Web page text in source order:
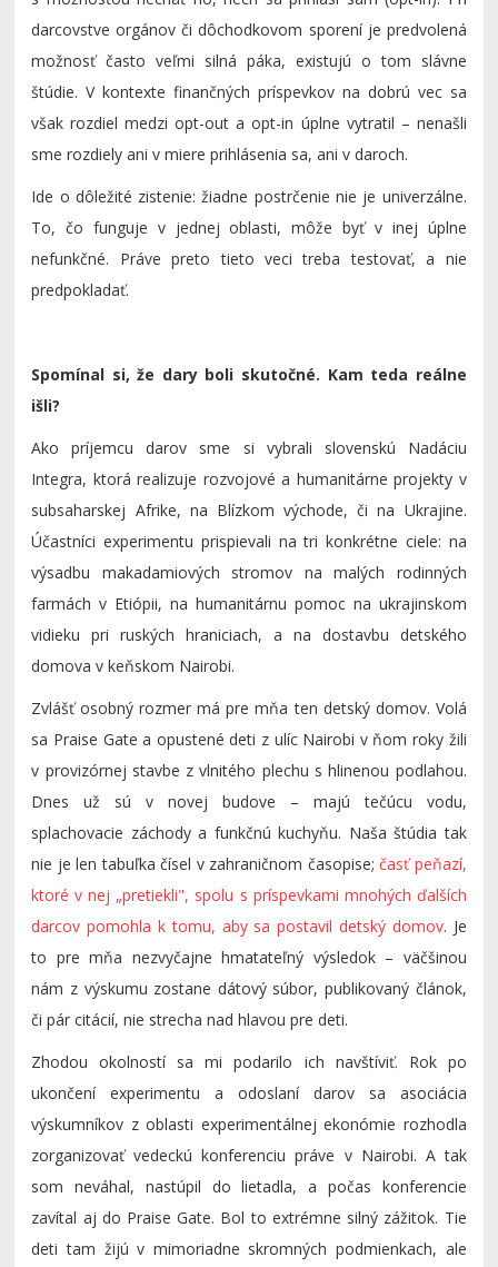
darcovstve orgánov či dôchodkovom sporení je predvolená
možnosť často veľmi silná páka, existujú o tom slávne
štúdie. V kontexte finančných príspevkov na dobrú vec sa
však rozdiel medzi opt-out a opt-in úplne vytratil – nenašli
sme rozdiely ani v miere prihlásenia sa, ani v daroch.
Ide o dôležité zistenie: žiadne postrčenie nie je univerzálne.
To, čo funguje v jednej oblasti, môže byť v inej úplne
nefunkčné. Práve preto tieto veci treba testovať, a nie
predpokladať.
Spomínal si, že dary boli skutočné. Kam teda reálne
išli?
Ako príjemcu darov sme si vybrali slovenskú Nadáciu
Integra, ktorá realizuje rozvojové a humanitárne projekty v
subsaharskej Afrike, na Blízkom východe, či na Ukrajine.
Účastníci experimentu prispievali na tri konkrétne ciele: na
výsadbu makadamiových stromov na malých rodinných
farmách v Etiópii, na humanitárnu pomoc na ukrajinskom
vidieku pri ruských hraniciach, a na dostavbu detského
domova v keňskom Nairobi.
Zvlášť osobný rozmer má pre mňa ten detský domov. Volá
sa Praise Gate a opustené deti z ulíc Nairobi v ňom roky žili
v provizórnej stavbe z vlnitého plechu s hlinenou podlahou.
Dnes už sú v novej budove – majú tečúcu vodu,
splachovacie záchody a funkčnú kuchyňu. Naša štúdia tak
nie je len tabuľka čísel v zahraničnom časopise;časť peňazí,
ktoré v nej „pretiekli", spolu s príspevkami mnohých ďalších
darcov pomohla k tomu, aby sa postavil detský domov. Je
to pre mňa nezvyčajne hmatateľný výsledok – väčšinou
nám z výskumu zostane dátový súbor, publikovaný článok,
či pár citácií, nie strecha nad hlavou pre deti.
Zhodou okolností sa mi podarilo ich navštíviť. Rok po
ukončení experimentu a odoslaní darov sa asociácia
výskumníkov z oblasti experimentálnej ekonómie rozhodla
zorganizovať vedeckú konferenciu práve v Nairobi. A tak
som neváhal, nastúpil do lietadla, a počas konferencie
zavítal aj do Praise Gate. Bol to extrémne silný zážitok. Tie
deti tam žijú v mimoriadne skromných podmienkach, ale